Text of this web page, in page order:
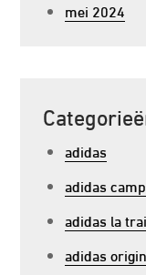
mei 2024
adidas
adidas
adidas la
adidas